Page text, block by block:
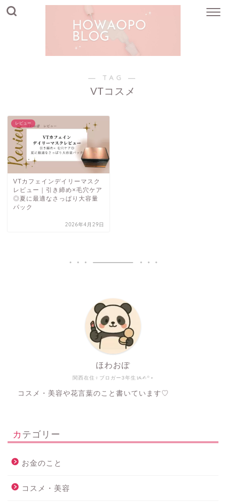
― TAG ―
VTコスメ
レビュー
VTカフェインデイリーマスク
レビュー｜引き締め×毛穴ケア
◎夏に最適なさっぱり大容量
パック
2026年4月29日
関西在住♀ブロガー3年生ᝰ✍︎꙳⋆
ほわおぽ
コスメ・美容や花言葉のこと書いています♡
カテゴリー
お金のこと
コスメ・美容